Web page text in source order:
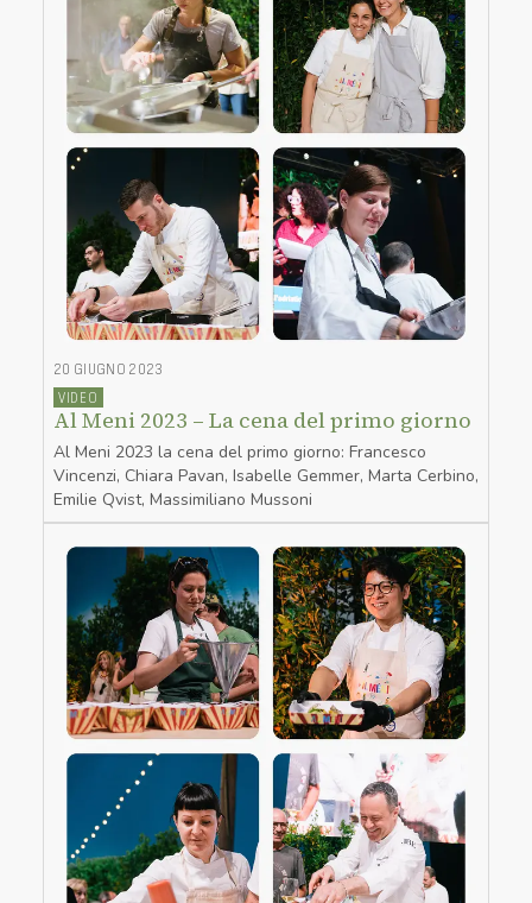
20 GIUGNO 2023
VIDEO
Al Meni 2023 – La cena del primo giorno
Al Meni 2023 la cena del primo giorno: Francesco
Vincenzi, Chiara Pavan, Isabelle Gemmer, Marta Cerbino,
Emilie Qvist, Massimiliano Mussoni